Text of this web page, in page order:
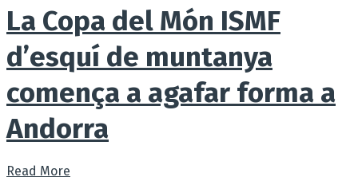
La Copa del Món ISMF
d’esquí de muntanya
comença a agafar forma a
Andorra
Read More